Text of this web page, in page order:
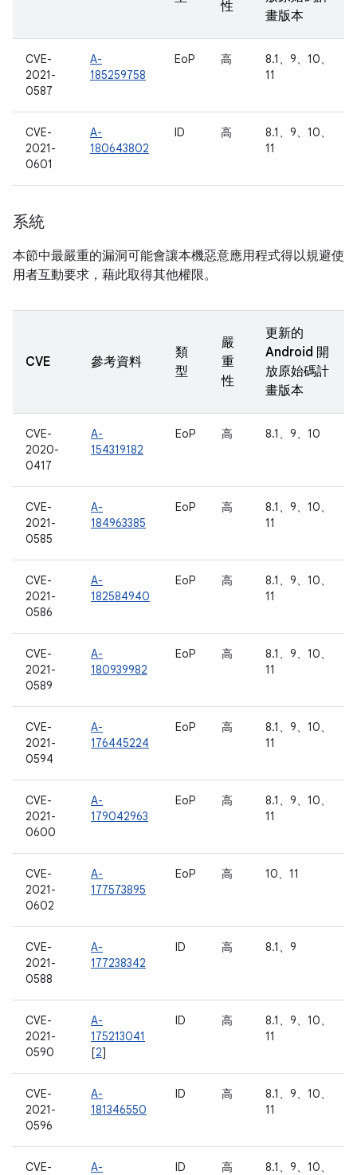
性
畫版本
CVE-
2021-
0587
A-
185259758
EoP 高
8.1、9、10、
11
CVE-
2021-
0601
A-
180643802
ID 高
8.1、9、10、
11
系統
本節中最嚴重的漏洞可能會讓本機惡意應用程式得以規避使
用者互動要求，藉此取得其他權限。
CVE 參考資料
類
型
嚴
重
性
更新的
Android 開
放原始碼計
畫版本
CVE-
2020-
0417
A-
154319182
EoP 高 8.1、9、10
CVE-
2021-
0585
A-
184963385
EoP 高
8.1、9、10、
11
CVE-
2021-
0586
A-
182584940
EoP 高
8.1、9、10、
11
CVE-
2021-
0589
A-
180939982
EoP 高
8.1、9、10、
11
CVE-
2021-
0594
A-
176445224
EoP 高
8.1、9、10、
11
CVE-
2021-
0600
A-
179042963
EoP 高
8.1、9、10、
11
CVE-
2021-
0602
A-
177573895
EoP 高 10、11
CVE-
2021-
0588
A-
177238342
ID 高 8.1、9
CVE-
2021-
0590
A-
175213041
[2]
ID 高
8.1、9、10、
11
CVE-
2021-
0596
A-
181346550
ID 高
8.1、9、10、
11
CVE-
A-
ID 高
8.1、9、10、